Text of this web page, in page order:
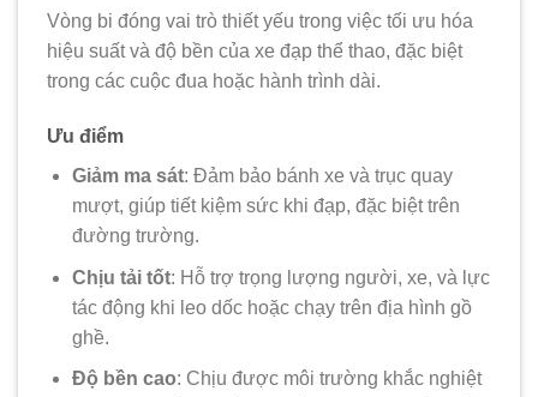
Vòng bi đóng vai trò thiết yếu trong việc tối ưu hóa
hiệu suất và độ bền của xe đạp thể thao, đặc biệt
trong các cuộc đua hoặc hành trình dài.
Ưu điểm
Giảm ma sát: Đảm bảo bánh xe và trục quay
mượt, giúp tiết kiệm sức khi đạp, đặc biệt trên
đường trường.
Chịu tải tốt: Hỗ trợ trọng lượng người, xe, và lực
tác động khi leo dốc hoặc chạy trên địa hình gồ
ghề.
Độ bền cao: Chịu được môi trường khắc nghiệt